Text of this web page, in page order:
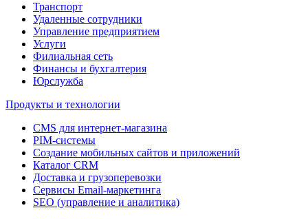
Транспорт
Удаленные сотрудники
Управление предприятием
Услуги
Филиальная сеть
Финансы и бухгалтерия
Юрслужба
Продукты и технологии
CMS для интернет-магазина
PIM-системы
Создание мобильных сайтов и приложений
Каталог CRM
Доставка и грузоперевозки
Сервисы Email-маркетинга
SEO (управление и аналитика)